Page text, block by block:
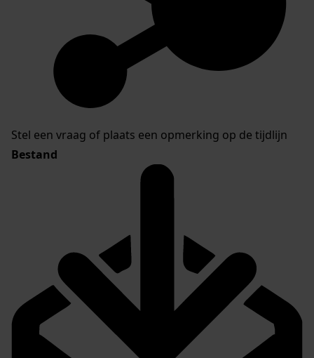
Stel een vraag of plaats een opmerking op de tijdlijn
Bestand